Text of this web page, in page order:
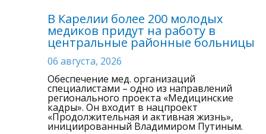
В Карелии более 200 молодых
медиков придут на работу в
центральные районные больницы
06 августа, 2026
Обеспечение мед. организаций
специалистами – одно из направлений
регионального проекта «Медицинские
кадры». Он входит в нацпроект
«Продолжительная и активная жизнь»,
инициированный Владимиром Путиным.